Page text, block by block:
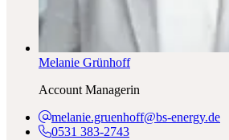
Melanie Grünhoff
Account Managerin
melanie.gruenhoff@bs-energy.de
0531 383-2743